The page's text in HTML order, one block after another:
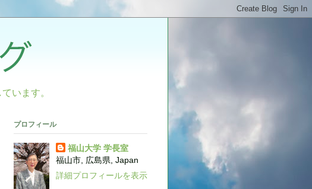
います。
プロフィール
福山大学 学長室
福山市, 広島県, Japan
詳細プロフィールを表示